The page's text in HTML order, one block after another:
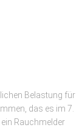
Belastung für
das es im 7.
Rauchmelder